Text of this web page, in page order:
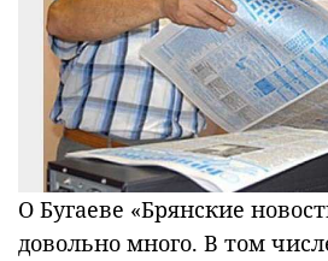
О Бугаеве «Брянские
довольно много. В том